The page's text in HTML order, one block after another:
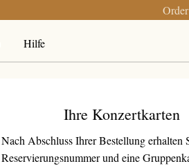
Hilfe
Ihre Konzertkarten
Nach Abschluss Ihrer Bestellung erhalten
Reservierungsnummer und eine